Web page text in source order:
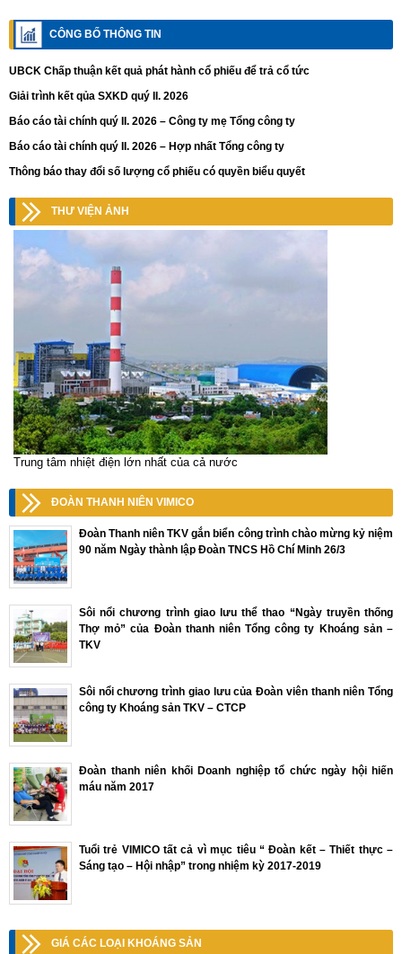
CÔNG BỐ THÔNG TIN
UBCK Chấp thuận kết quả phát hành cổ phiếu để trả cổ tức
Giải trình kết qủa SXKD quý II. 2026
Báo cáo tài chính quý II. 2026 – Công ty mẹ Tổng công ty
Báo cáo tài chính quý II. 2026 – Hợp nhất Tổng công ty
Thông báo thay đổi số lượng cổ phiếu có quyền biểu quyết
THƯ VIỆN ẢNH
Trung tâm nhiệt điện lớn nhất của cả nước
ĐOÀN THANH NIÊN VIMICO
Đoàn Thanh niên TKV gắn biển công trình chào mừng kỷ niệm
90 năm Ngày thành lập Đoàn TNCS Hồ Chí Minh 26/3
Sôi nổi chương trình giao lưu thể thao “Ngày truyền thống
Thợ mỏ” của Đoàn thanh niên Tổng công ty Khoáng sản –
TKV
Sôi nổi chương trình giao lưu của Đoàn viên thanh niên Tổng
công ty Khoáng sản TKV – CTCP
Đoàn thanh niên khối Doanh nghiệp tổ chức ngày hội hiến
máu năm 2017
Tuổi trẻ VIMICO tất cả vì mục tiêu “ Đoàn kết – Thiết thực –
Sáng tạo – Hội nhập” trong nhiệm kỳ 2017-2019
GIÁ CÁC LOẠI KHOÁNG SẢN